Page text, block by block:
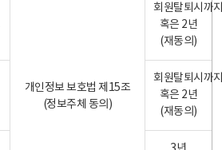
개인정보 보호법 제15조
(정보주체 동의)
회원탈퇴시까
혹은 2년
(재동의)
회원탈퇴시까
혹은 2년
(재동의)